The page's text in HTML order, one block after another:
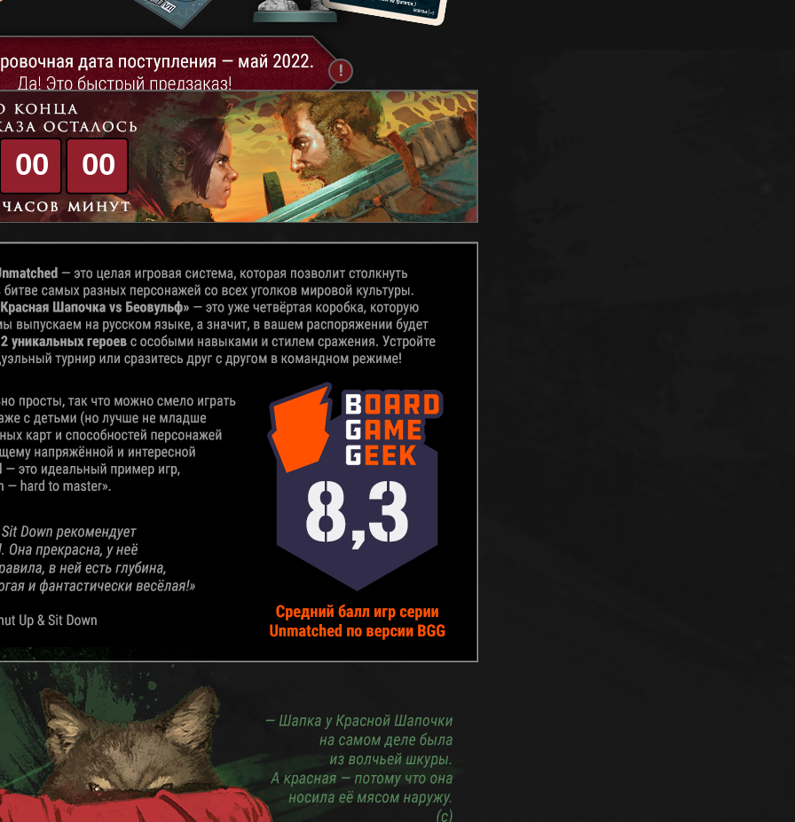
00 00